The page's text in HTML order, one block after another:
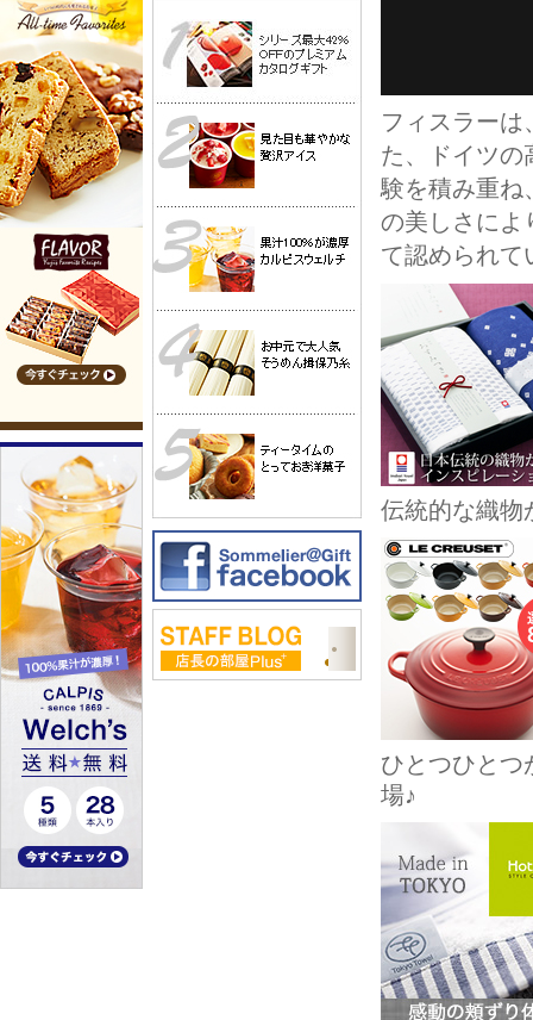
フィスラーは
た、ドイツの
験を積み重ね
の美しさによ
て認められて
伝統的な織物
ひとつひとつ
場♪